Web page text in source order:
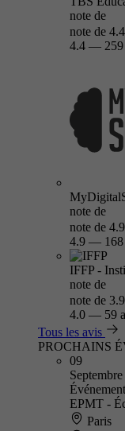
note de
note de
4.4 —
note de
note de
4.9 —
IFFP -
note de
note de
4.0 — 59
Tous les avis
PROCHAINS
09
Septembre
Événement
EPMT -
Paris